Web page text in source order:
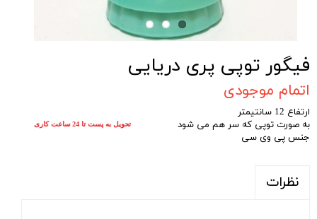
فیگور توپی پری دریایی
اتمام موجودی
ارتفاع 12 سانتیمتر
به صورت توپی که سر هم می شود
جنس پی وی سی
نظرات
تحویل به پست تا 24 ساعت کاری